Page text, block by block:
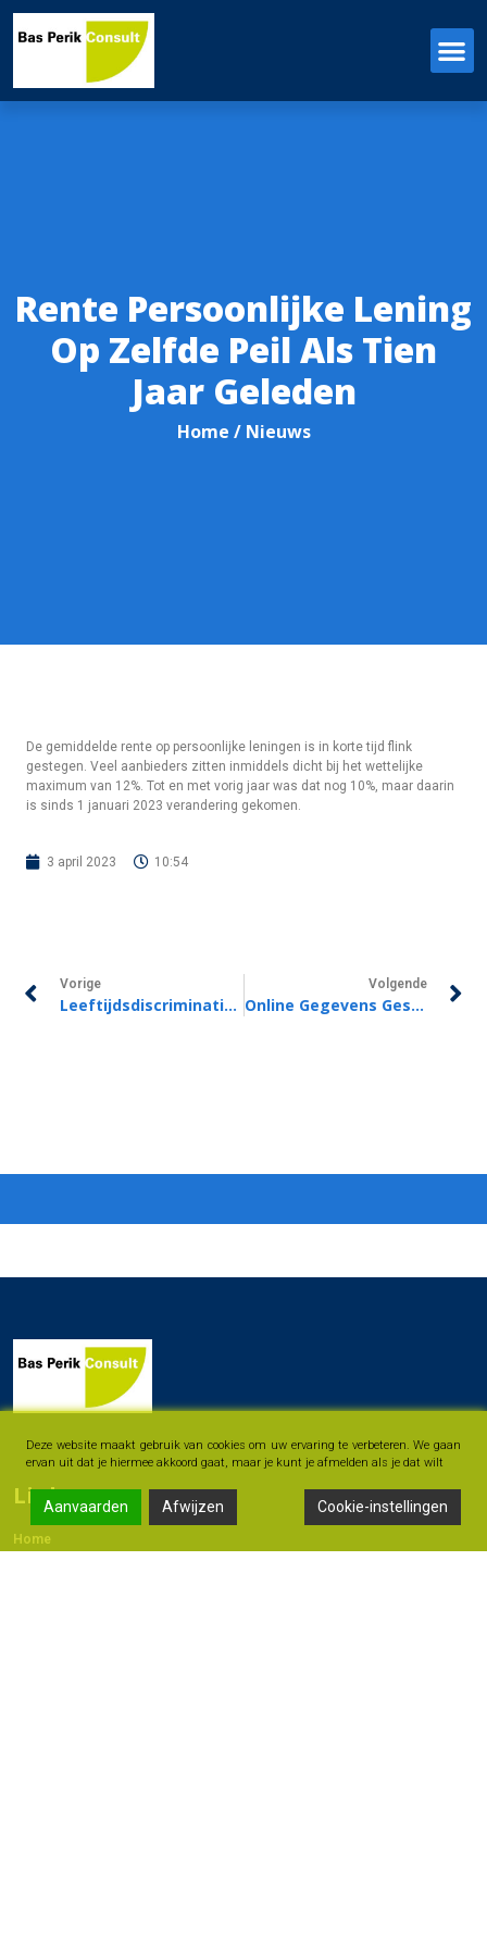
Rente Persoonlijke Lening
Op Zelfde Peil Als Tien
Jaar Geleden
Home / Nieuws
De gemiddelde rente op persoonlijke leningen is in korte tijd flink
gestegen. Veel aanbieders zitten inmiddels dicht bij het wettelijke
maximum van 12%. Tot en met vorig jaar was dat nog 10%, maar daarin
is sinds 1 januari 2023 verandering gekomen.
3 april 2023 10:54
Vorige
Leeftijdsdiscriminatie Oudere Verzekeringnemers, Mag Dat?
Volgende
Online Gegevens Gestolen, Wat Kunt U Doen?
Links
Home
Deze website maakt gebruik van cookies om uw ervaring te verbeteren. We gaan
ervan uit dat je hiermee akkoord gaat, maar je kunt je afmelden als je dat wilt
Aanvaarden Afwijzen Cookie-instellingen